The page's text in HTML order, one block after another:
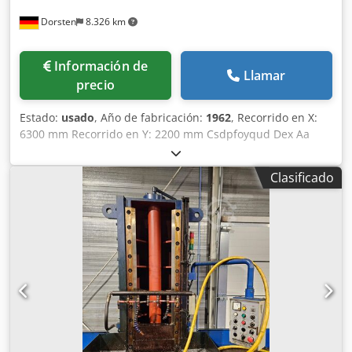
Dorsten 8.326 km
Información de
precio
Llamar
Estado: usado, Año de fabricación: 1962, Recorrido en X:
6300 mm Recorrido en Y: 2200 mm Csdpfoyqud Dex Aa
Dsrf Altura de la pieza: 1835 mm Superficie de la mesa:
6000x1835 mm Soportes: 2 Soporte lateral: 2 Número de
ranuras en T: 7 Distancia entre ranuras en T: 240 mm
Ancho de las ranuras en T: 28 mm Longitud de bancada:
14650 mm Paso del soporte: 2075 mm Avance: 5-60 m/min
Peso de la pieza: 15000 kg Peso de la máquina aprox.: 55 t
Necesidades de espacio aprox.: 14,65x4,37x4,05 m Los
datos técnicos son indicaciones del fabricante o del
operador, por lo que no son vinculantes para nosotros.
Nos reservamos la venta intermedia; se aplican
exclusivamente nuestras condiciones generales de negocio
y venta. Sobre nosotros más de 400 máquinas propias en
stock más de 15.000 m² de superficie de almacenamiento,
Clasificado